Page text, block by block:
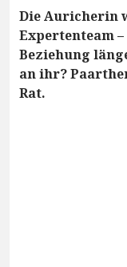
Die Auricherin
Expertenteam
Beziehung
an ihr?
Rat.